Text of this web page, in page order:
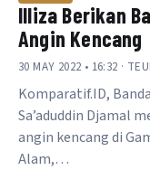
Illiza Berikan
Angin Kencang
30 MAY 2022 • 16:32 ·
Komparatif.ID,
Sa’aduddin Djamal
angin kencang di
Alam,…